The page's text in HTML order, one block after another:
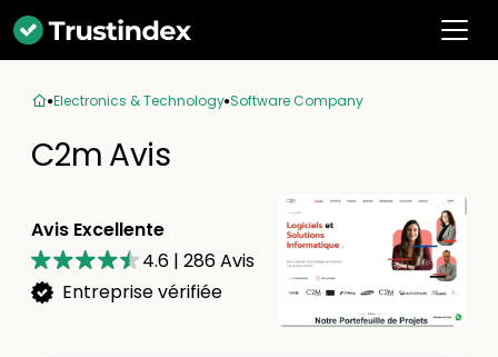
Electronics & Technology Software Company
C2m Avis
Avis Excellente
4.6 | 286Avis
Entreprise vérifiée